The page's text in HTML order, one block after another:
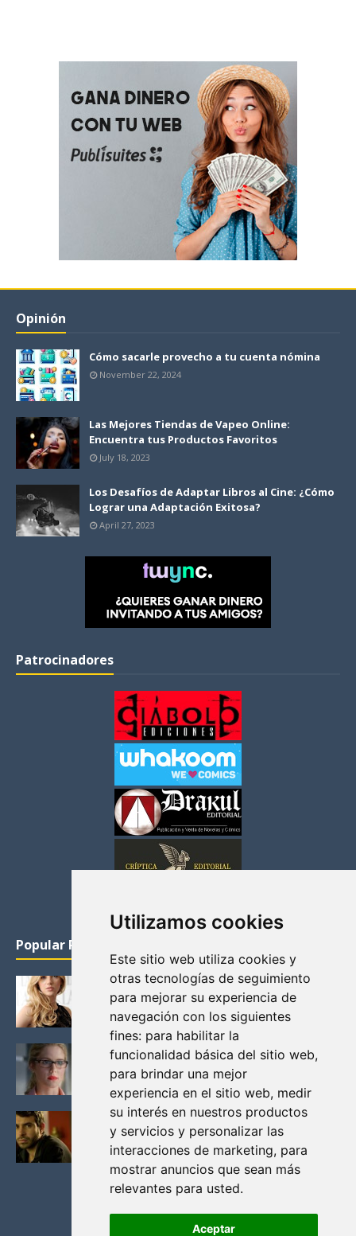
Utilizamos cookies
Este sitio web utiliza cookies y
otras tecnologías de seguimiento
para mejorar su experiencia de
navegación con los siguientes
fines: para habilitar la
funcionalidad básica del sitio web,
para brindar una mejor
experiencia en el sitio web, medir
su interés en nuestros productos
y servicios y personalizar las
interacciones de marketing, para
mostrar anuncios que sean más
relevantes para usted.
Aceptar
Opinión
Cómo sacarle provecho a tu cuenta nómina
November 22, 2024
Las Mejores Tiendas de Vapeo Online:
Encuentra tus Productos Favoritos
July 18, 2023
Los Desafíos de Adaptar Libros al Cine: ¿Cómo
Lograr una Adaptación Exitosa?
April 27, 2023
Patrocinadores
Popular Posts
KATHERYN WINNICK: LA ACTRIZ MAS GUAPA DE
VIKINGOS
Junio 14, 2013
FELICITY (EMILY BETT RICKARDS), LAS FOTOS
MAS BONITAS DE LA ALIADA DE ARROW
Noviembre 30, 2013
BLACK MIRROR: TODA TU HISTORIA. EPISODIO 3.
LA CRITICA
Mayo 17, 2012